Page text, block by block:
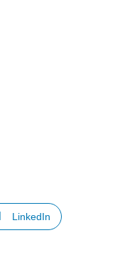
LinkedIn